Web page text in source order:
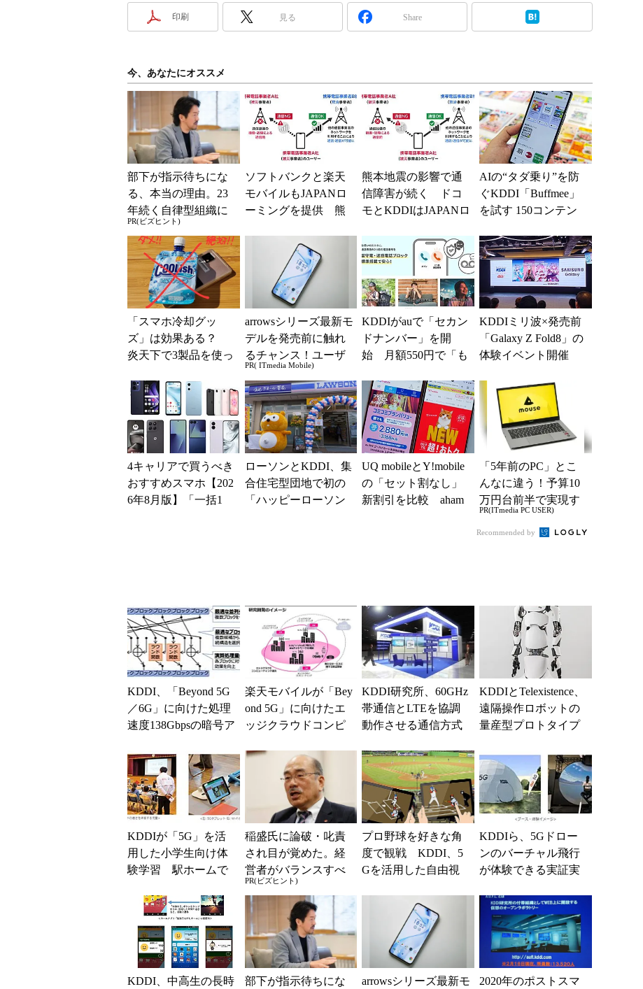
印刷 見る Share
今、あなたにオススメ
部下が指示待ちにな
る、本当の理由。23
年続く自律型組織に
共通する「3つの要
素」
PR(ビズヒント)
ソフトバンクと楽天
モバイルもJAPANロ
ーミングを提供 熊
熊本地震の影響で通
信障害が続く ドコ
モとKDDIはJAPANロ
無料Wi-Fi「00...
AIの“タダ乗り”を防
ぐKDDI「Buffmee」
を試す 150コンテン
が、回答に...
「スマホ冷却グッ
ズ」は効果ある？
炎天下で3製品を使っ
arrowsシリーズ最新モ
デルを発売前に触れ
るチャンス！ユーザ
ー座談会開催
PR( ITmedia Mobile)
KDDIがauで「セカン
ドナンバー」を開
始 月額550円で「も
KDDIミリ波×発売前
「Galaxy Z Fold8」の
体験イベント開催
で
4キャリアで買うべき
おすすめスマホ【202
6年8月版】「一括1
ローソンとKDDI、集
合住宅型団地で初の
「ハッピーローソン
UQ mobileとY!mobile
の「セット割なし」
新割引を比較 aham
「5年前のPC」とこ
んなに違う！予算10
万円台前半で実現す
る快適PCライフ
PR(ITmedia PC USER)
Recommended by
KDDI、「Beyond 5G
／6G」に向けた処理
速度138Gbpsの暗号ア
楽天モバイルが「Bey
ond 5G」に向けたエ
ッジクラウドコンピ
開発 東京工業大
KDDI研究所、60GHz
帯通信とLTEを協調
動作させる通信方式
へ出展
KDDIとTelexistence、
遠隔操作ロボットの
量産型プロトタイプ
KDDIが「5G」を活
用した小学生向け体
験学習 駅ホームで
験も
稲盛氏に論破・叱責
され目が覚めた。経
営者がバランスすべ
き2つの背反
PR(ビズヒント)
プロ野球を好きな角
度で観戦 KDDI、5
Gを活用した自由視
KDDIら、5Gドロー
ンのバーチャル飛行
が体験できる実証実
KDDI、中高生の長時 部下が指示待ちにな arrowsシリーズ最新モ 2020年のポストスマ